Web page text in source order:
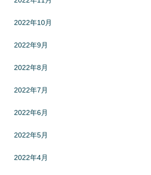
2022年10月
2022年9月
2022年8月
2022年7月
2022年6月
2022年5月
2022年4月